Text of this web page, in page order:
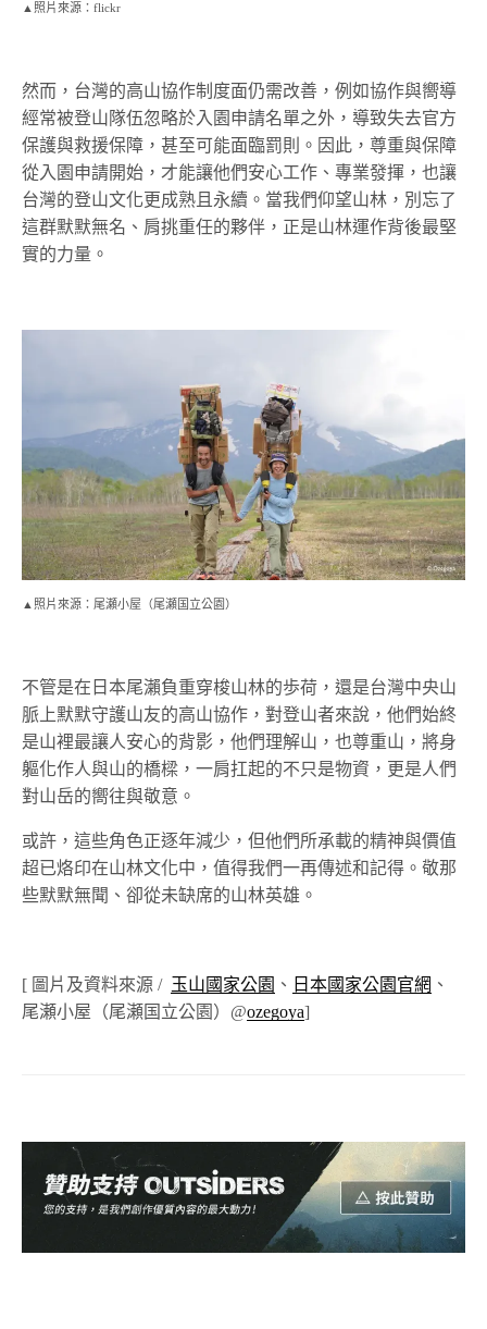
▲照片來源：flickr
然而，台灣的高山協作制度面仍需改善，例如協作與嚮導
經常被登山隊伍忽略於入園申請名單之外，導致失去官方
保護與救援保障，甚至可能面臨罰則。因此，尊重與保障
從入園申請開始，才能讓他們安心工作、專業發揮，也讓
台灣的登山文化更成熟且永續。當我們仰望山林，別忘了
這群默默無名、肩挑重任的夥伴，正是山林運作背後最堅
實的力量。
▲照片來源：尾瀬小屋（尾瀬国立公園）
不管是在日本尾瀨負重穿梭山林的歩荷，還是台灣中央山
脈上默默守護山友的高山協作，對登山者來說，他們始終
是山裡最讓人安心的背影，他們理解山，也尊重山，將身
軀化作人與山的橋樑，一肩扛起的不只是物資，更是人們
對山岳的嚮往與敬意。
或許，這些角色正逐年減少，但他們所承載的精神與價值
超已烙印在山林文化中，值得我們一再傳述和記得。敬那
些默默無聞、卻從未缺席的山林英雄。
[ 圖片及資料來源 / 玉山國家公園 、 日本國家公園官網 、
尾瀬小屋（尾瀬国立公園） @ozegoya]